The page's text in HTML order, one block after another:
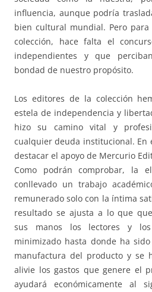
influencia, aunque podría
bien cultural mundial. Pero
colección, hace falta el
independientes y que
bondad de nuestro propósito.
Los editores de la colección
estela de independencia y
hizo su camino vital y
cualquier deuda institucional. En
destacar el apoyo de Mercurio
Como podrán comprobar, la
conllevado un trabajo
remunerado solo con la íntima
resultado se ajusta a lo que
sus manos los lectores y los
minimizado hasta donde ha
manufactura del producto y se
alivie los gastos que genere el
ayudará económicamente al